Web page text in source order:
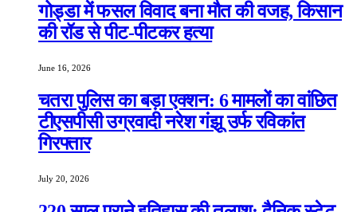
गोड्डा में फसल विवाद बना मौत की वजह, किसान
की रॉड से पीट-पीटकर हत्या
June 16, 2026
चतरा पुलिस का बड़ा एक्शन: 6 मामलों का वांछित
टीएसपीसी उग्रवादी नरेश गंझू उर्फ रविकांत
गिरफ्तार
July 20, 2026